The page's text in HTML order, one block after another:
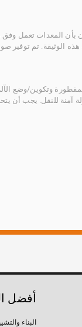
بأن المعدات تعمل
الوثيقة. تم توفير
وتكوين/وضع
آمنة للنقل. يجب أن
أفضل
البناء